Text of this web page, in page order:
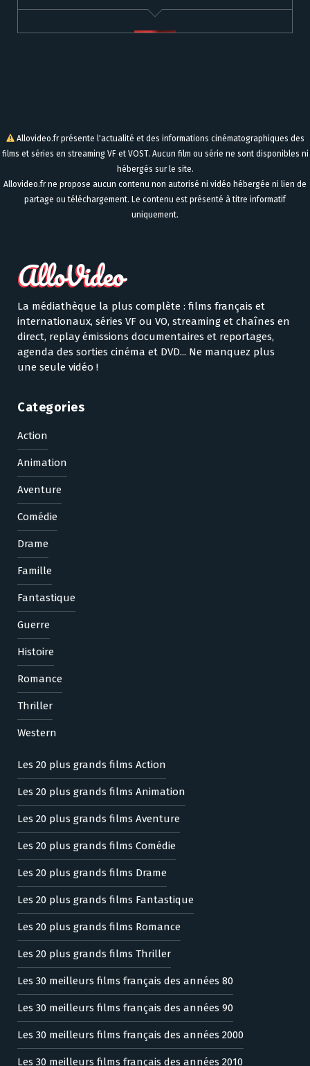
Allovideo.fr présente l'actualité et des informations cinématographiques des
films et séries en streaming VF et VOST. Aucun film ou série ne sont disponibles ni
hébergés sur le site.
Allovideo.fr ne propose aucun contenu non autorisé ni vidéo hébergée ni lien de
partage ou téléchargement. Le contenu est présenté à titre informatif
uniquement.
La médiathèque la plus complète : films français et
internationaux, séries VF ou VO, streaming et chaînes en
direct, replay émissions documentaires et reportages,
agenda des sorties cinéma et DVD... Ne manquez plus
une seule vidéo !
Categories
Action
Animation
Aventure
Comédie
Drame
Famille
Fantastique
Guerre
Histoire
Romance
Thriller
Western
Les 20 plus grands films Action
Les 20 plus grands films Animation
Les 20 plus grands films Aventure
Les 20 plus grands films Comédie
Les 20 plus grands films Drame
Les 20 plus grands films Fantastique
Les 20 plus grands films Romance
Les 20 plus grands films Thriller
Les 30 meilleurs films français des années 80
Les 30 meilleurs films français des années 90
Les 30 meilleurs films français des années 2000
Les 30 meilleurs films français des années 2010